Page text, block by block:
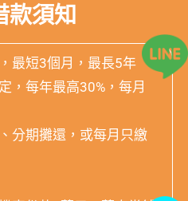
款須知
最短3個月，最長5年
，每年最高30%，每月
分期攤還，或每月只繳